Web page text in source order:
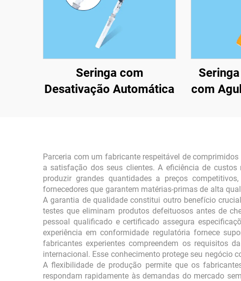
Seringa com
Desativação Automática
com
Parceria com um fabricante respeitável de
a satisfação dos seus clientes. A eficiência de
produzir grandes quantidades a preços
fornecedores que garantem matérias-primas de alta
A garantia de qualidade constitui outro benefício
testes que eliminam produtos defeituosos antes de
pessoal qualificado e certificado assegura
experiência em conformidade regulatória fornece
fabricantes experientes compreendem os requisitos
internacional. Esse conhecimento protege seu negócio
A flexibilidade de produção permite que os
respondam rapidamente às demandas do mercado